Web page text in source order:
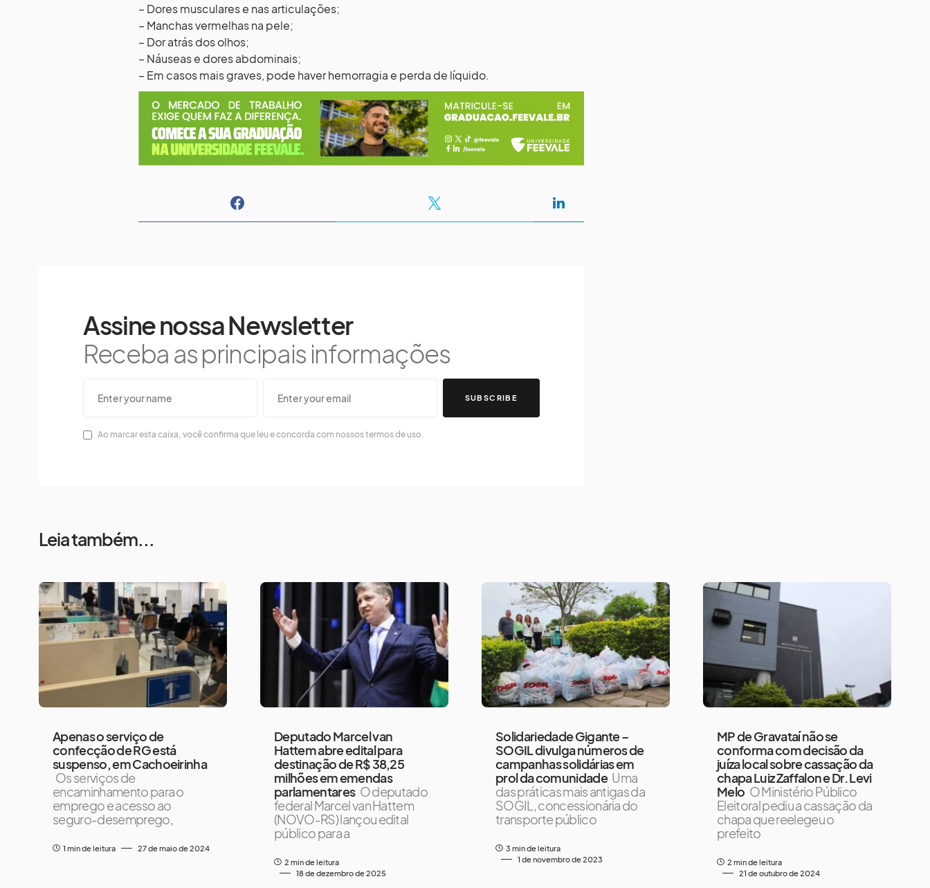
– Dores musculares e nas articulações;
– Manchas vermelhas na pele;
– Dor atrás dos olhos;
– Náuseas e dores abdominais;
– Em casos mais graves, pode haver hemorragia e perda de líquido.
Assine nossa Newsletter
Receba as principais informações
SUBSCRIBE
Ao marcar esta caixa, você confirma que leu e concorda com nossos termos de uso.
Leia também...
Apenas o serviço de
confecção de RG está
suspenso, em Cachoeirinha
Os serviços de
encaminhamento para o
emprego e acesso ao
seguro-desemprego,
1 min de leitura 27 de maio de 2024
Deputado Marcel van
Hattem abre edital para
destinação de R$ 38,25
milhões em emendas
parlamentares O deputado
federal Marcel van Hattem
(NOVO-RS) lançou edital
público para a
2 min de leitura
18 de dezembro de 2025
Solidariedade Gigante –
SOGIL divulga números de
campanhas solidárias em
prol da comunidade Uma
das práticas mais antigas da
SOGIL, concessionária do
transporte público
3 min de leitura
1 de novembro de 2023
MP de Gravataí não se
conforma com decisão da
juíza local sobre cassação da
chapa Luiz Zaffalon e Dr. Levi
Melo O Ministério Público
Eleitoral pediu a cassação da
chapa que reelegeu o
prefeito
2 min de leitura
21 de outubro de 2024